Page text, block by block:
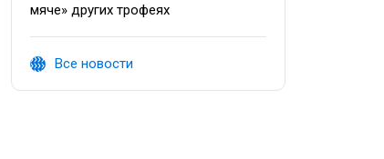
мяче» других трофеях
Все новости